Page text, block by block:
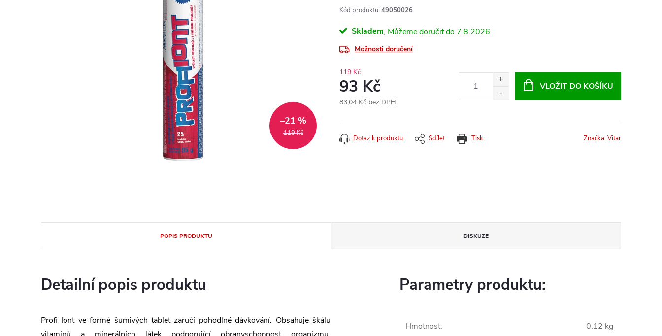
119 Kč
–21 %
Kód produktu: 49050026
Skladem 7.8.2026
Možnosti doručení
119 Kč
93 Kč
83,04 Kč bez DPH
cena:
VLOŽIT DO KOŠÍKU
Tisk
Dotaz k produktu Sdílet Značka:Vitar
POPIS PRODUKTU DISKUZE
Detailní popis produktu
Profi Iont ve formě šumivých tablet zaručí pohodlné dávkování. Obsahuje škálu
Parametry produktu:
Hmotnost: 0.12 kg